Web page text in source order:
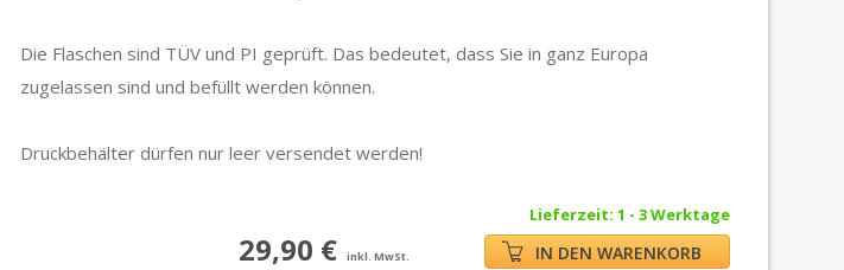
Die Flaschen sind TÜV und PI geprüft. Das bedeutet, dass Sie in ganz Europa
zugelassen sind und befüllt werden können.
Druckbehälter dürfen nur leer versendet werden!
29,90 € inkl. MwSt.
Lieferzeit: 1 - 3 Werktage
IN DEN WARENKORB